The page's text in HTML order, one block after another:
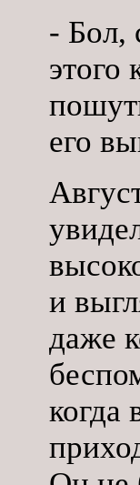
- Бол,
этого
его
и
даже
когда